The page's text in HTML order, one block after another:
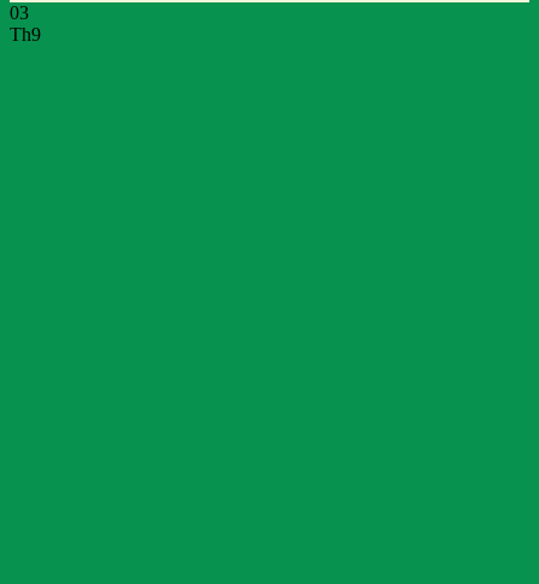
03
Th9